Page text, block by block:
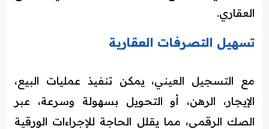
العقاري.
تسهيل التصرفات العقارية
مع التسجيل العيني، يمكن تنفيذ عمليات البيع،
الإيجار، الرهن، أو التحويل بسهولة وسرعة، عبر
الصك الرقمي، مما يقلل الحاجة للإجراءات الورقية